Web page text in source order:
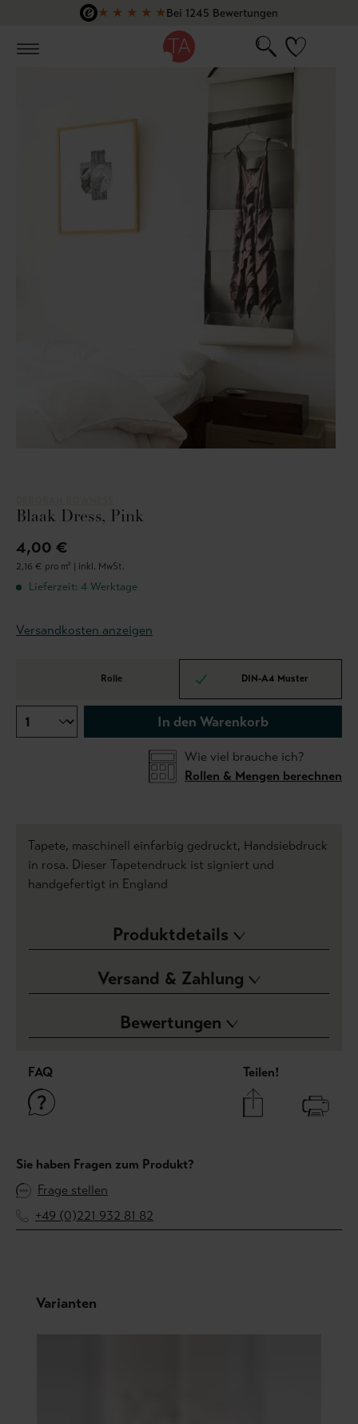
Zum Hauptinhalt springen
★ ★ ★ ★ ★Bei 1245 Bewertungen
Blaak Dress, Pink
4,00 €
2,16 € pro m² | inkl. MwSt.
Lieferzeit: 4 Werktage
Versandkosten anzeigen
Rolle DIN-A4 Muster
In den Warenkorb
Wie viel brauche ich?
Rollen & Mengen berechnen
Tapete, maschinell einfarbig gedruckt, Handsiebdruck
in rosa. Dieser Tapetendruck ist signiert und
handgefertigt in England
Produktdetails
Versand & Zahlung
Bewertungen
FAQ Teilen!
Sie haben Fragen zum Produkt?
Frage stellen
+49 (0)221 932 81 82
Produktgalerie überspringen
Varianten